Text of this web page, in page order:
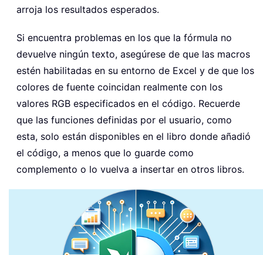
arroja los resultados esperados.
Si encuentra problemas en los que la fórmula no
devuelve ningún texto, asegúrese de que las macros
estén habilitadas en su entorno de Excel y de que los
colores de fuente coincidan realmente con los
valores RGB especificados en el código. Recuerde
que las funciones definidas por el usuario, como
esta, solo están disponibles en el libro donde añadió
el código, a menos que lo guarde como
complemento o lo vuelva a insertar en otros libros.